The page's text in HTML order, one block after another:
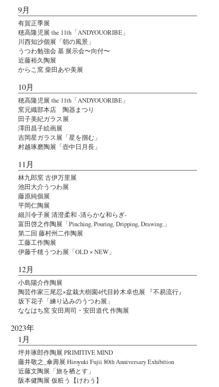
9月
有賀正季展
穂高隆児展 the 11th「ANDYOUORIBE」
川西知沙個展「朝の風景」
うつわ勉強会 基 展示会〜向付〜
近藤裕久陶展
からこ窯 柴田あや美展
10月
穂高隆児展 the 11th「ANDYOUORIBE」
窯元織部本店 陶器まつり
田子美紀ガラス展
澤田昌子絵画展
吉岡星ガラス展「星を掴む」
村越琢磨陶展「壺中日月長」
11月
林九郎窯 古伊万里展
池田大介うつわ展
藤原純個展
平岡仁陶展
細川令子展 清澄柔和 -清らかな和らぎ-
富田啓之作陶展「Pinching, Pouring, Dripping, Drawing.」
第二回 藤村州二作陶展
工藤工作陶展
伊藤千穂うつわ展「OLD × NEW」
12月
小島陽介作陶展
陶芸作家三尾忍×盆栽大樹園4代目鈴木卓也展 『不易流行』
坂下花子「練り込みのうつわ展」
ななはち窯 安田周司・安田道代 作陶展
2023年
1月
坪井琢郎作陶展 PRIMITIVE MIND
藤井敬之_傘壽展 Hiroyuki Fujii 80th Anniversary Exhibition
近藤文陶展「旅を栖とす」
阪本健陶展 仮粧う【けわう】